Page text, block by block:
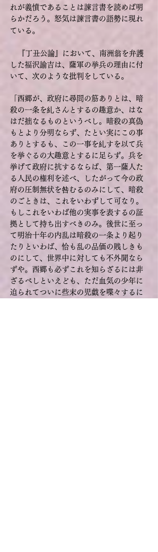
れが義憤であることは諫言書を読めば明
らかだろう。怒気は諫言書の語勢に現れ
ている。
『丁丑公論』において、南洲翁を弁護
した福沢諭吉は、薩軍の挙兵の理由に付
いて、次のような批判をしている。
「西郷が、政府に尋問の筋ありとは、暗
殺の一条を糺さんとするの趣意か、はな
はだ拙なるものというべし。暗殺の真偽
もとより分明ならず、たとい実にこの事
ありとするも、この一事を糺すを以て兵
を挙ぐるの大趣意とするに足らず。兵を
挙げて政府に抗するならば、第一薩人た
る人民の権利を述べ、したがって今の政
府の圧制無状を咎むるのみにして、暗殺
のごときは、これをいわずして可なり。
もしこれをいわば他の実事を表するの証
拠として持ち出すべきのみ。後世に至っ
て明治十年の内乱は暗殺の一条より起り
たりといわば、恰も乱の品価の賎しきも
のにして、世界中に対しても不外聞なら
ずや。西郷も必ずこれを知らざるには非
ざるべしといえども、ただ血気の少年に
迫られてついに些末の児戯を喋々するに